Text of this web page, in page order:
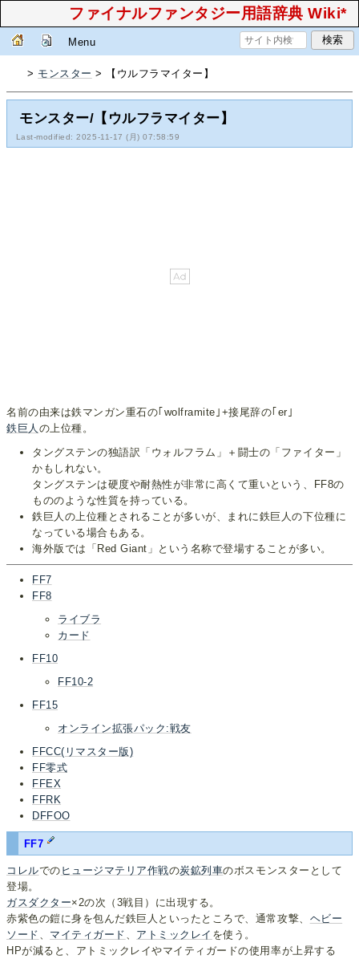
ファイナルファンタジー用語辞典 Wiki*
Menu
> モンスター > 【ウルフラマイター】
モンスター/【ウルフラマイター】
Last-modified: 2025-11-17 (月) 07:58:59
名前の由来は鉄マンガン重石の｢wolframite｣+接尾辞の｢er｣
鉄巨人 の上位種。
タングステンの独語訳「ウォルフラム」＋闘士の「ファイター」
かもしれない。
タングステンは硬度や耐熱性が非常に高くて重いという、FF8の
もののような性質を持っている。
鉄巨人の上位種とされることが多いが、まれに鉄巨人の下位種に
なっている場合もある。
海外版では「Red Giant」という名称で登場することが多い。
FF7
FF8
ライブラ
カード
FF10
FF10-2
FF15
オンライン拡張パック:戦友
FFCC(リマスター版)
FF零式
FFEX
FFRK
DFFOO
FF7
コレルでの ヒュージマテリア作戦の炭鉱列車のボスモンスターとして
登場。
ガスダクター×2の次（3戦目）に出現する。
赤紫色の鎧に身を包んだ鉄巨人といったところで、通常攻撃、 ヘビー
ソード
マイティガード アトミックレイ を使う。
HPが減ると、アトミックレイやマイティガードの使用率が上昇する